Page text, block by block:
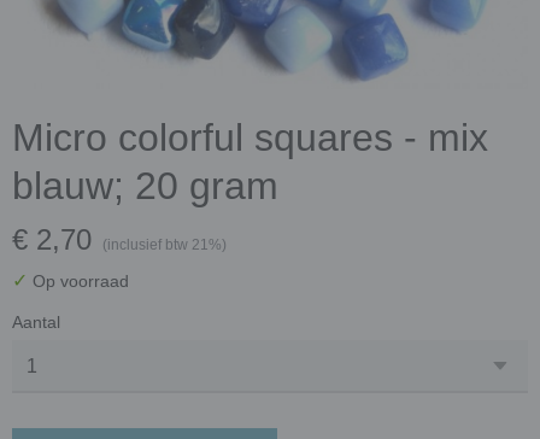
Micro colorful squares - mix
blauw; 20 gram
€ 2,70 (inclusief btw 21%)
✓ Op voorraad
Aantal